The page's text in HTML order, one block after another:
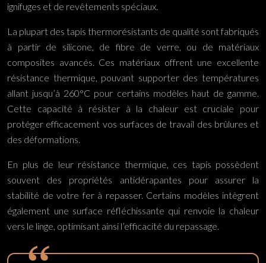
ignifuges et de revêtements spéciaux.
La plupart des tapis thermorésistants de qualité sont fabriqués
à partir de silicone, de fibre de verre, ou de matériaux
composites avancés. Ces matériaux offrent une excellente
résistance thermique, pouvant supporter des températures
allant jusqu’à 260°C pour certains modèles haut de gamme.
Cette capacité à résister à la chaleur est cruciale pour
protéger efficacement vos surfaces de travail des brûlures et
des déformations.
En plus de leur résistance thermique, ces tapis possèdent
souvent des propriétés antidérapantes pour assurer la
stabilité de votre fer à repasser. Certains modèles intègrent
également une surface réfléchissante qui renvoie la chaleur
vers le linge, optimisant ainsi l’efficacité du repassage.